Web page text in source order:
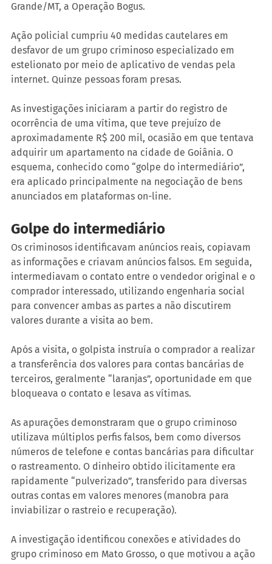
Grande/MT, a Operação Bogus.
Ação policial cumpriu 40 medidas cautelares em
desfavor de um grupo criminoso especializado em
estelionato por meio de aplicativo de vendas pela
internet. Quinze pessoas foram presas.
As investigações iniciaram a partir do registro de
ocorrência de uma vítima, que teve prejuízo de
aproximadamente R$ 200 mil, ocasião em que tentava
adquirir um apartamento na cidade de Goiânia. O
esquema, conhecido como “golpe do intermediário”,
era aplicado principalmente na negociação de bens
anunciados em plataformas on-line.
Golpe do intermediário
Os criminosos identificavam anúncios reais, copiavam
as informações e criavam anúncios falsos. Em seguida,
intermediavam o contato entre o vendedor original e o
comprador interessado, utilizando engenharia social
para convencer ambas as partes a não discutirem
valores durante a visita ao bem.
Após a visita, o golpista instruía o comprador a realizar
a transferência dos valores para contas bancárias de
terceiros, geralmente “laranjas”, oportunidade em que
bloqueava o contato e lesava as vítimas.
As apurações demonstraram que o grupo criminoso
utilizava múltiplos perfis falsos, bem como diversos
números de telefone e contas bancárias para dificultar
o rastreamento. O dinheiro obtido ilicitamente era
rapidamente “pulverizado”, transferido para diversas
outras contas em valores menores (manobra para
inviabilizar o rastreio e recuperação).
A investigação identificou conexões e atividades do
grupo criminoso em Mato Grosso, o que motivou a ação